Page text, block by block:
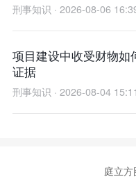
刑事知识 · 2026-08-06
项目建设中收受财物
证据
刑事知识 · 2026-08-04
庭立